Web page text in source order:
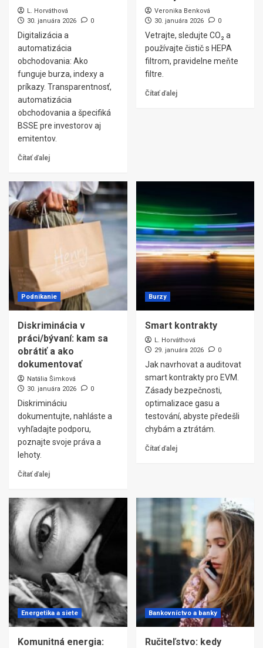
L. Horváthová
30. januára 2026
0
Digitalizácia a
automatizácia
obchodovania: Ako
funguje burza, indexy a
príkazy. Transparentnosť,
automatizácia
obchodovania a špecifiká
BSSE pre investorov aj
emitentov.
Čítať ďalej
Veronika Benková
30. januára 2026
0
Vetrajte, sledujte CO₂ a
používajte čistič s HEPA
filtrom, pravidelne meňte
filtre.
Čítať ďalej
Podnikanie
Diskriminácia v
práci/bývaní: kam sa
obrátiť a ako
dokumentovať
Natália Šimková
30. januára 2026
0
Diskrimináciu
dokumentujte, nahláste a
vyhľadajte podporu,
poznajte svoje práva a
lehoty.
Čítať ďalej
Burzy
Smart kontrakty
L. Horváthová
29. januára 2026
0
Jak navrhovat a auditovat
smart kontrakty pro EVM.
Zásady bezpečnosti,
optimalizace gasu a
testování, abyste předešli
chybám a ztrátám.
Čítať ďalej
Energetika a siete
Komunitná energia:
Bankovníctvo a banky
Ručiteľstvo: kedy